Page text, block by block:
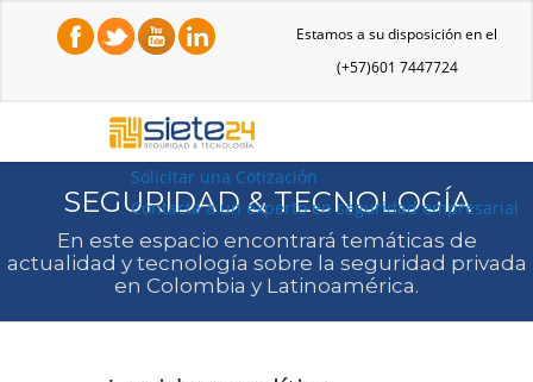
Estamos a su disposición en el
(+57)601 7447724
Solicitar una Cotización
Contacta a un experto en seguridad empresarial
SEGURIDAD & TECNOLOGÍA
En este espacio encontrará temáticas de
actualidad y tecnología sobre la seguridad privada
en Colombia y Latinoamérica.